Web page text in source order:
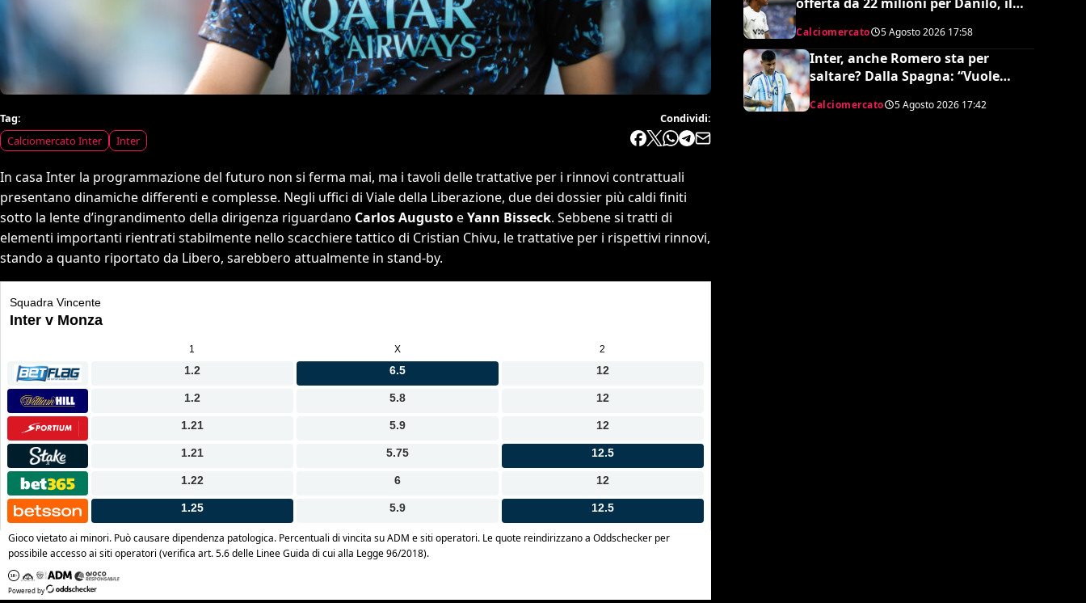
Tag:
Calciomercato Inter
Inter
Condividi:
In casa Inter la programmazione del futuro non si ferma mai, ma i tavoli delle trattative per i rinnovi contrattuali
presentano dinamiche differenti e complesse. Negli uffici di Viale della Liberazione, due dei dossier più caldi finiti
sotto la lente d’ingrandimento della dirigenza riguardano Carlos AugustoeYann Bisseck. Sebbene si tratti di
elementi importanti rientrati stabilmente nello scacchiere tattico di Cristian Chivu, le trattative per i rispettivi rinnovi,
stando a quanto riportato da Libero, sarebbero attualmente in stand-by.
Calciomercato 5 Agosto 2026 17:58
Inter, anche Romero sta per
saltare? Dalla Spagna: “Vuole
Calciomercato 5 Agosto 2026 17:42